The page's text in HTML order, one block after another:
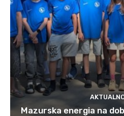
Mazurska energia na